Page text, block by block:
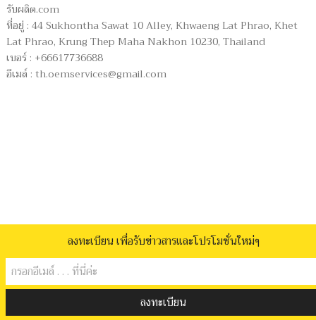
รับผลิต.com
ที่อยู่ : 44 Sukhontha Sawat 10 Alley, Khwaeng Lat Phrao, Khet
Lat Phrao, Krung Thep Maha Nakhon 10230, Thailand
เบอร์ : +66617736688
อีเมล์ : th.oemservices@gmail.com
ลงทะเบียน เพื่อรับข่าวสารและโปรโมชั่นใหม่ๆ